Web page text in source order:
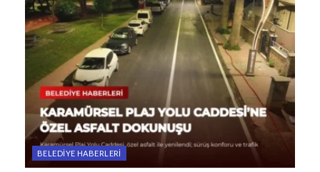
BELEDIYE HABERLERI